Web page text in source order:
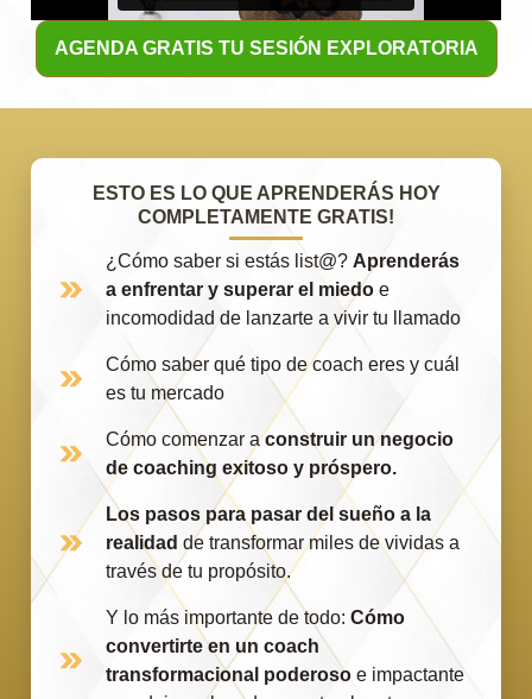
AGENDA GRATIS TU SESIÓN EXPLORATORIA
ESTO ES LO QUE APRENDERÁS HOY
COMPLETAMENTE GRATIS!
¿Cómo saber si estás list@? Aprenderás
a enfrentar y superar el miedoe
incomodidad de lanzarte a vivir tu llamado
Cómo saber qué tipo de coach eres y cuál
es tu mercado
Cómo comenzar aconstruir un negocio
de coaching exitoso y próspero.
Los pasos para pasar del sueño a la
realidad de transformar miles de vividas a
través de tu propósito.
Y lo más importante de todo: Cómo
convertirte en un coach
transformacional poderosoe impactante